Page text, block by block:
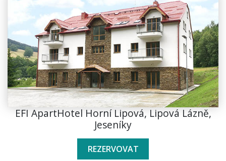
EFI ApartHotel Horní Lipová, Lipová Lázně,
Jeseníky
REZERVOVAT